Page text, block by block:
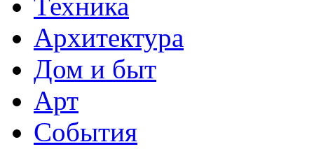
Техника
Архитектура
Дом и быт
Арт
События